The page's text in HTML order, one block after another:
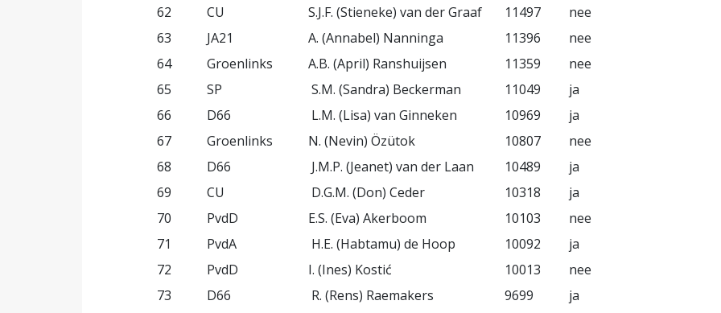
62
CU S.J.F. (Stieneke) van der Graaf 11497
nee
63
JA21 A. (Annabel) Nanninga 11396
nee
64
Groenlinks A.B. (April) Ranshuijsen 11359
nee
65
SP S.M. (Sandra) Beckerman 11049
ja
66
D66 L.M. (Lisa) van Ginneken 10969
ja
67
Groenlinks N. (Nevin) Özütok 10807
nee
68
D66 J.M.P. (Jeanet) van der Laan 10489
ja
69
CU D.G.M. (Don) Ceder 10318
ja
70
PvdD E.S. (Eva) Akerboom 10103
nee
71
PvdA H.E. (Habtamu) de Hoop 10092
ja
72
PvdD I. (Ines) Kostić 10013
nee
73
D66 R. (Rens) Raemakers 9699
ja